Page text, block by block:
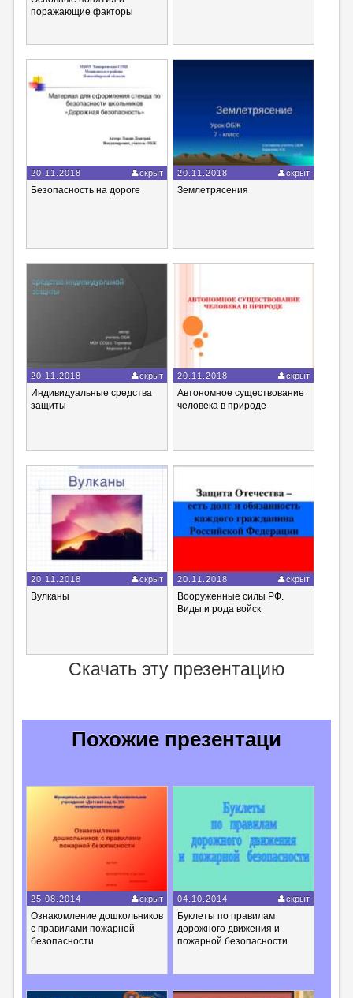
поражающие факторы
20.11.2018 скрыт
Безопасность на дороге
20.11.2018 скрыт
Землетрясения
20.11.2018 скрыт
Индивидуальные средства
защиты
20.11.2018 скрыт
Автономное существование
человека в природе
20.11.2018 скрыт
Вулканы
20.11.2018 скрыт
Вооруженные cилы РФ.
Виды и рода войск
Скачать эту презентацию
Похожие презентаци
25.08.2014 скрыт
Ознакомление дошкольников
с правилами пожарной
безопасности
04.10.2014 скрыт
Буклеты по правилам
дорожного движения и
пожарной безопасности